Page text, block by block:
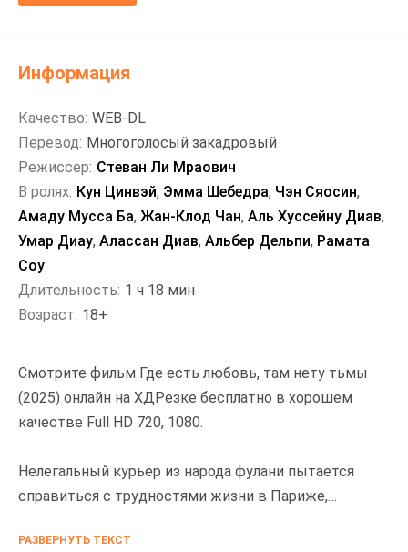
Смотрите фильм Где есть любовь, там нету тьмы
(2025) онлайн на ХДРезке бесплатно в хорошем
качестве Full HD 720, 1080.
Нелегальный курьер из народа фулани пытается
справиться с трудностями жизни в Париже,
Сенегале. Оказавшись втянутым в контрабандную
РАЗВЕРНУТЬ ТЕКСТ
Информация
Качество: WEB-DL
Перевод: Многоголосый закадровый
Режиссер: Стеван Ли Мраович
В ролях: Кун Цинвэй, Эмма Шебедра, Чэн Сяосин,
Амаду Мусса Ба, Жан-Клод Чан, Аль Хуссейну Диав,
Умар Диау, Алассан Диав, Альбер Дельпи, Рамата
Соу
Длительность: 1 ч 18 мин
Возраст: 18+